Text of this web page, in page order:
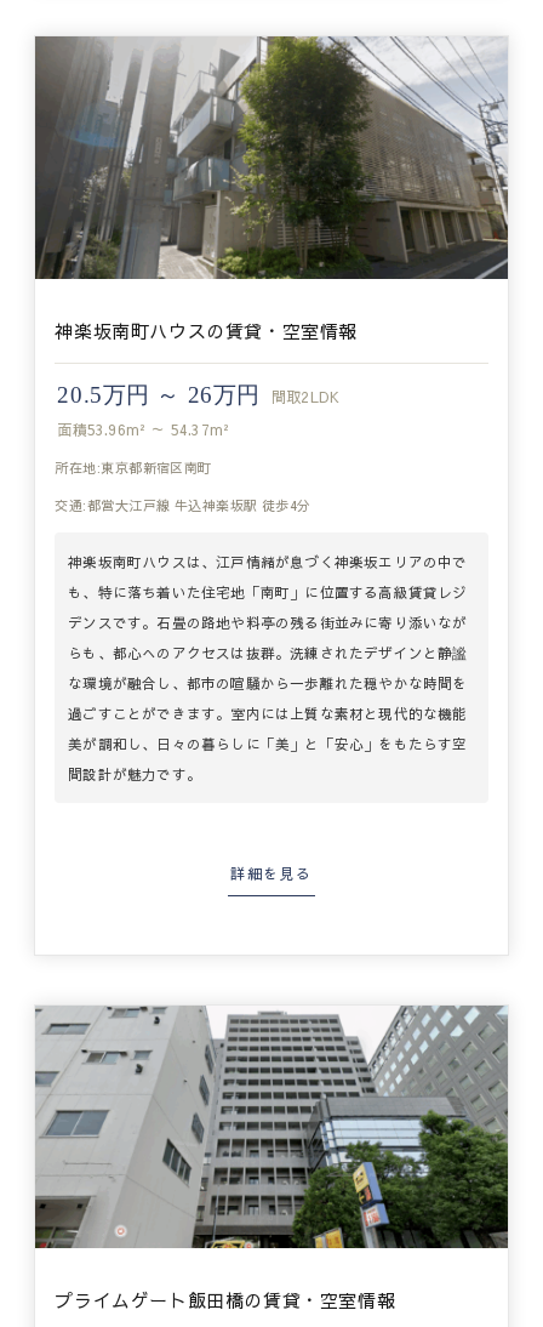
神楽坂南町ハウスの賃貸・空室情報
20.5万円 ～ 26万円 間取2LDK
面積53.96m² ～ 54.37m²
所在地:東京都新宿区南町
交通:都営大江戸線 牛込神楽坂駅 徒歩4分
神楽坂南町ハウスは、江戸情緒が息づく神楽坂エリアの中で
も、特に落ち着いた住宅地「南町」に位置する高級賃貸レジ
デンスです。石畳の路地や料亭の残る街並みに寄り添いなが
らも、都心へのアクセスは抜群。洗練されたデザインと静謐
な環境が融合し、都市の喧騒から一歩離れた穏やかな時間を
過ごすことができます。室内には上質な素材と現代的な機能
美が調和し、日々の暮らしに「美」と「安心」をもたらす空
間設計が魅力です。
詳細を見る
プライムゲート飯田橋の賃貸・空室情報